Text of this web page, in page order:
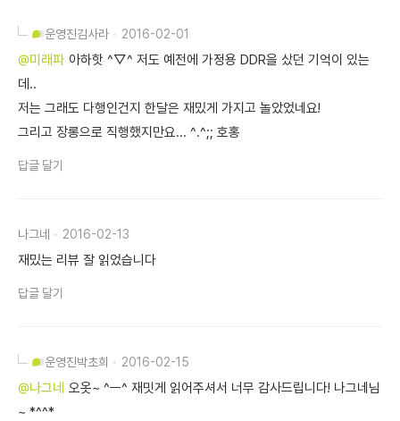
운영진김사라 2016-02-01
@미래파 아하핫 ^▽^ 저도 예전에 가정용 DDR을 샀던 기억이 있는
데..
저는 그래도 다행인건지 한달은 재밌게 가지고 놀았었네요!
그리고 장롱으로 직행했지만요... ^.^;; 호홍
답글 달기
나그네 2016-02-13
재밌는 리뷰 잘 읽었습니다
답글 달기
운영진박초희 2016-02-15
@나그네 오옷~ ^ㅡ^ 재밋게 읽어주셔서 너무 감사드립니다! 나그네님
~ *^^*